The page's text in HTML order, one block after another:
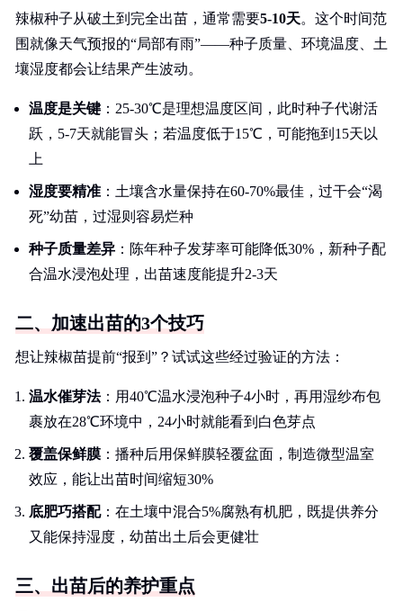
辣椒种子从破土到完全出苗，通常需要5-10天。这个时间范
围就像天气预报的“局部有雨”——种子质量、环境温度、土
壤湿度都会让结果产生波动。
温度是关键 ：25-30℃是理想温度区间，此时种子代谢活
跃，5-7天就能冒头；若温度低于15℃，可能拖到15天以
上
湿度要精准 ：土壤含水量保持在60-70%最佳，过干会“渴
死”幼苗，过湿则容易烂种
种子质量差异 ：陈年种子发芽率可能降低30%，新种子配
合温水浸泡处理，出苗速度能提升2-3天
二、加速出苗的3个技巧
想让辣椒苗提前“报到”？试试这些经过验证的方法：
温水催芽法：用40℃温水浸泡种子4小时，再用湿纱布包
裹放在28℃环境中，24小时就能看到白色芽点
覆盖保鲜膜 ：播种后用保鲜膜轻覆盆面，制造微型温室
效应，能让出苗时间缩短30%
底肥巧搭配：在土壤中混合5%腐熟有机肥，既提供养分
又能保持湿度，幼苗出土后会更健壮
三、出苗后的养护重点